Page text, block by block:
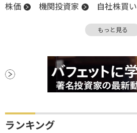
株価
機関投資家 自社株買い
バランスシート
もっと見る
ランキング